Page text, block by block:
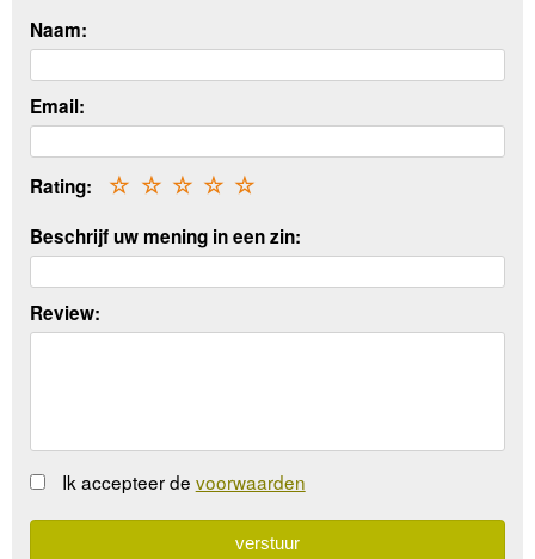
Naam:
Email:
Rating: ☆
☆
☆
☆
☆
Beschrijf uw mening in een zin:
Review:
Ik accepteer de voorwaarden